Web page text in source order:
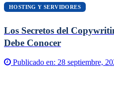
HOSTING Y SERVIDORES
Los Secretos del
Debe Conocer
Publicado en: 28 septiembre,